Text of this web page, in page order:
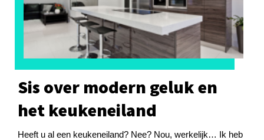
Sis over modern geluk en
het keukeneiland
Heeft u al een keukeneiland? Nee? Nou, werkelijk… Ik heb